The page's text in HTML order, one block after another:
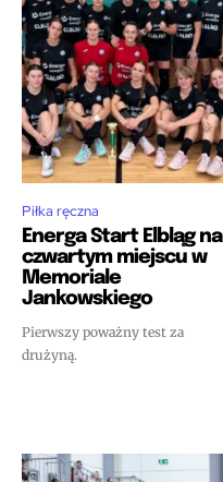
Piłka ręczna
Energa Start Elbląg na
czwartym miejscu w
Memoriale
Jankowskiego
Pierwszy poważny test za
drużyną.